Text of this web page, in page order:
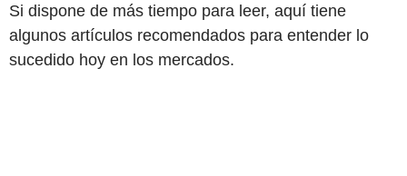
Si dispone de más tiempo para leer, aquí tiene
algunos artículos recomendados para entender lo
sucedido hoy en los mercados.